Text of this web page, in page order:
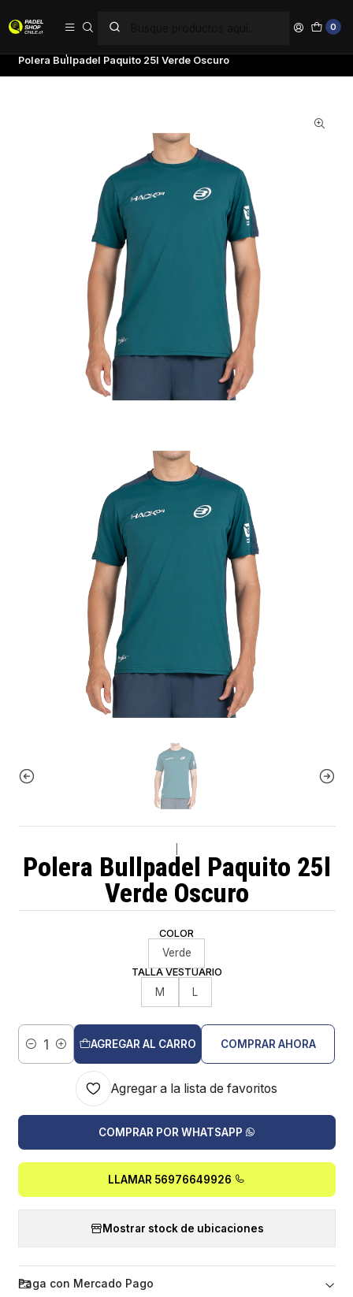
0
Polera Bullpadel Paquito 25l Verde Oscuro
Polera Bullpadel Paquito 25l
Verde Oscuro
COLOR
Verde
TALLA VESTUARIO
M L
Cantidad
AGREGAR AL CARRO COMPRAR AHORA
Agregar a la lista de favoritos
COMPRAR POR WHATSAPP
LLAMAR 56976649926
Mostrar stock de ubicaciones
Paga con Mercado Pago